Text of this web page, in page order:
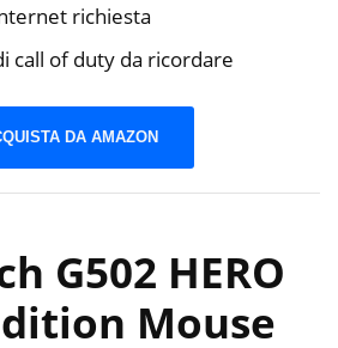
richiesta
call of duty da ricordare
DA AMAZON
G502 HERO
Mouse